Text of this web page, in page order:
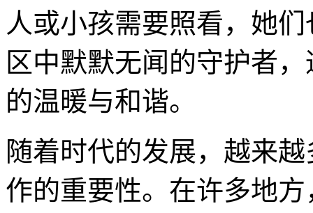
人或小孩需要照看，她
区中默默无闻的守护者
的温暖与和谐。
随着时代的发展，越来
作的重要性。在许多地